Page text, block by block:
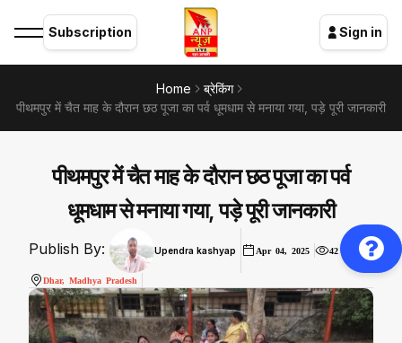
Subscription Sign in
Home
ब्रेकिंग
पीथमपुर में चैत माह के दौरान छठ पूजा का पर्व धूमधाम से मनाया गया, पड़े पूरी जानकारी
पीथमपुर में चैत माह के दौरान छठ पूजा का पर्व
धूमधाम से मनाया गया, पड़े पूरी जानकारी
Publish By: Upendra kashyap Apr 04, 2025 42
Dhar, Madhya Pradesh